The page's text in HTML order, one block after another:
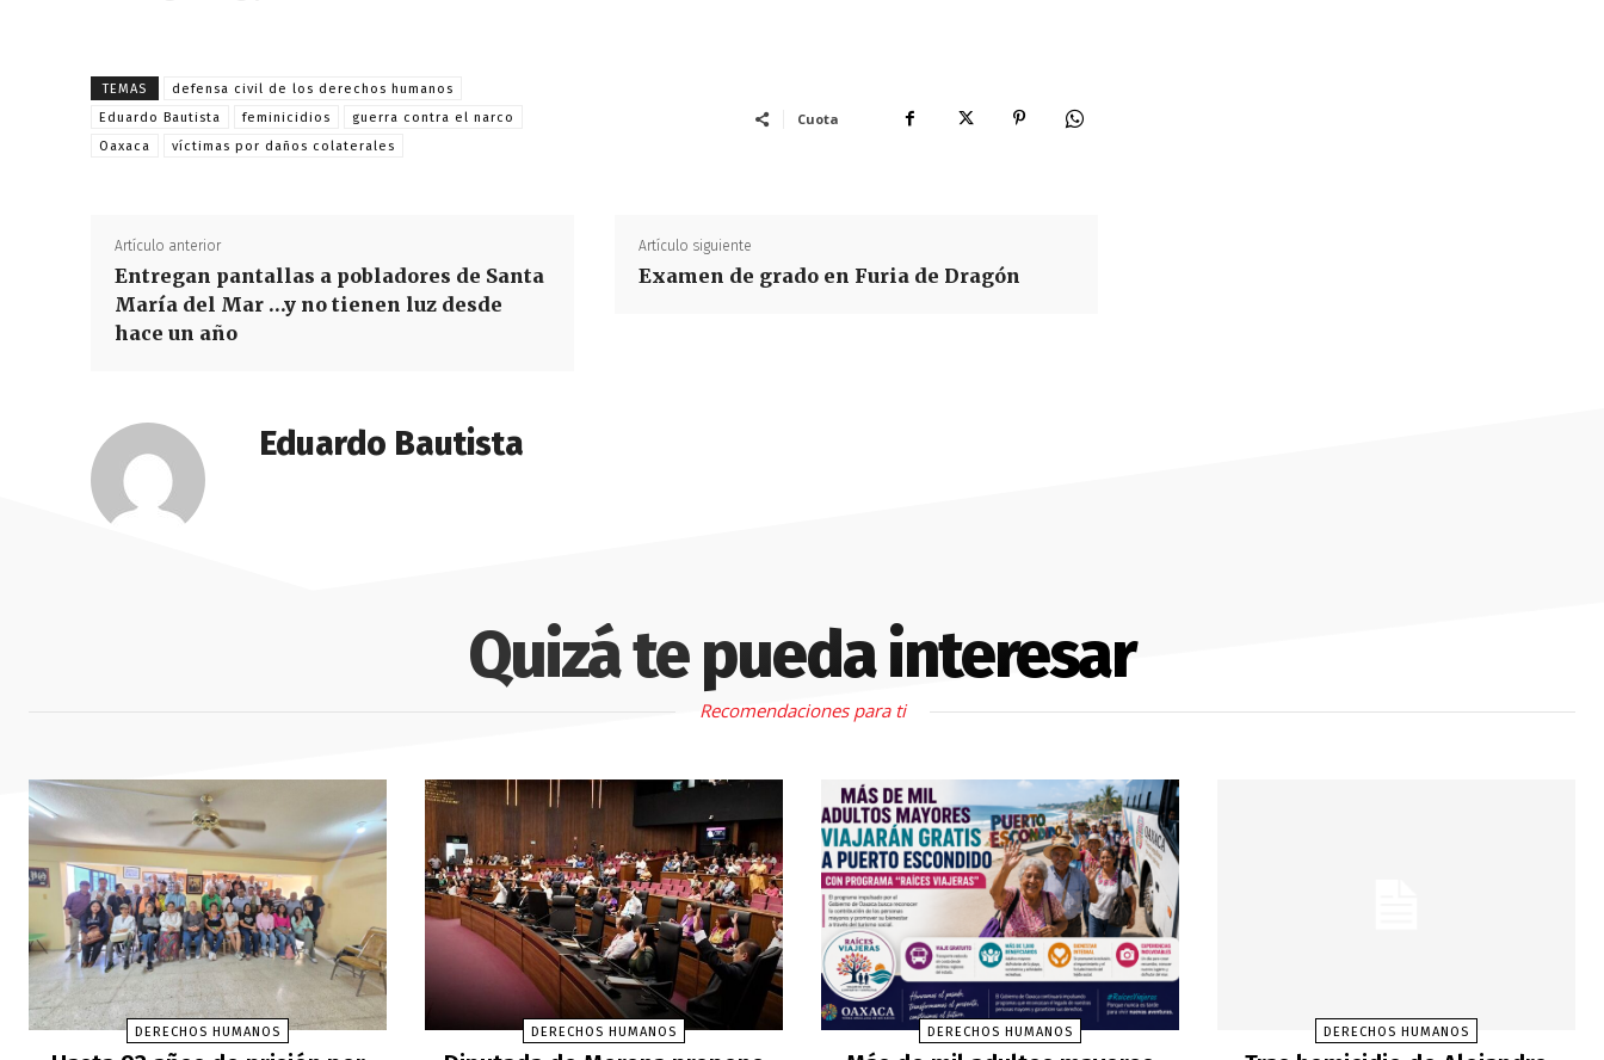
TEMAS
defensa civil de los derechos humanos
Eduardo Bautista
feminicidios
guerra contra el narco
Oaxaca
víctimas por daños colaterales
Cuota
Artículo anterior
Entregan pantallas a pobladores de Santa
María del Mar …y no tienen luz desde
hace un año
Artículo siguiente
Examen de grado en Furia de Dragón
Eduardo Bautista
Quizá te pueda interesar
Recomendaciones para ti
DERECHOS HUMANOS DERECHOS HUMANOS DERECHOS HUMANOS DERECHOS HUMANOS